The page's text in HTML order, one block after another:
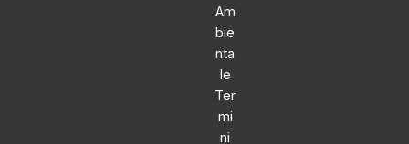
Am
bie
nta
le
Ter
mi
ni